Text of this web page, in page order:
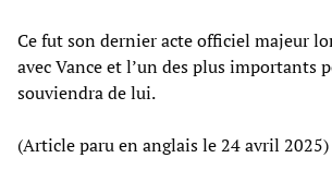
Ce fut son dernier acte officiel majeur
avec Vance et l’un des plus importants
souviendra de lui.
(Article paru en anglais le 24 avril 2025)